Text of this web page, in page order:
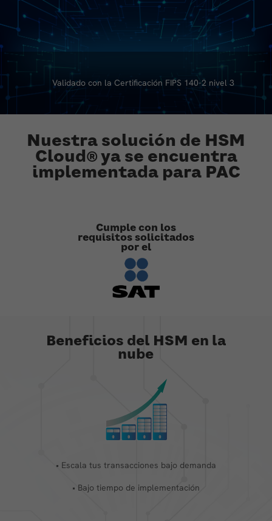
Validado con la Certificación FIPS 140-2 nivel 3
Nuestra solución de HSM
Cloud® ya se encuentra
implementada para PAC
Cumple con los
requisitos solicitados
por el
Beneficios del HSM en la
nube
• Escala tus transacciones bajo demanda
• Bajo tiempo de implementación